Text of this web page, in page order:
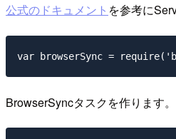
公式のドキュメント を参考に
BrowserSyncタスクを作ります。